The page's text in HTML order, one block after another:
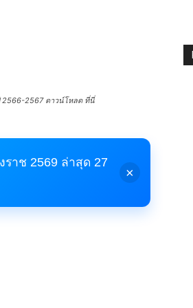
2566-2567 ดาวน์โหลด ที่นี่
ราช 2569 ล่าสุด 27
×